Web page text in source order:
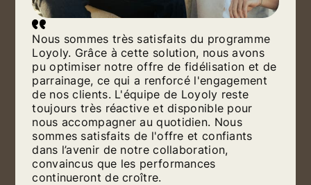
Nous sommes très satisfaits du programme
Loyoly. Grâce à cette solution, nous avons
pu optimiser notre offre de fidélisation et de
parrainage, ce qui a renforcé l'engagement
de nos clients. L'équipe de Loyoly reste
toujours très réactive et disponible pour
nous accompagner au quotidien. Nous
sommes satisfaits de l'offre et confiants
dans l’avenir de notre collaboration,
convaincus que les performances
continueront de croître.